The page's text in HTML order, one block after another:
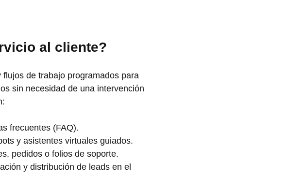
al cliente?
de trabajo programados para
sin necesidad de una intervención
frecuentes (FAQ).
y asistentes virtuales guiados.
pedidos o folios de soporte.
y distribución de leads en el